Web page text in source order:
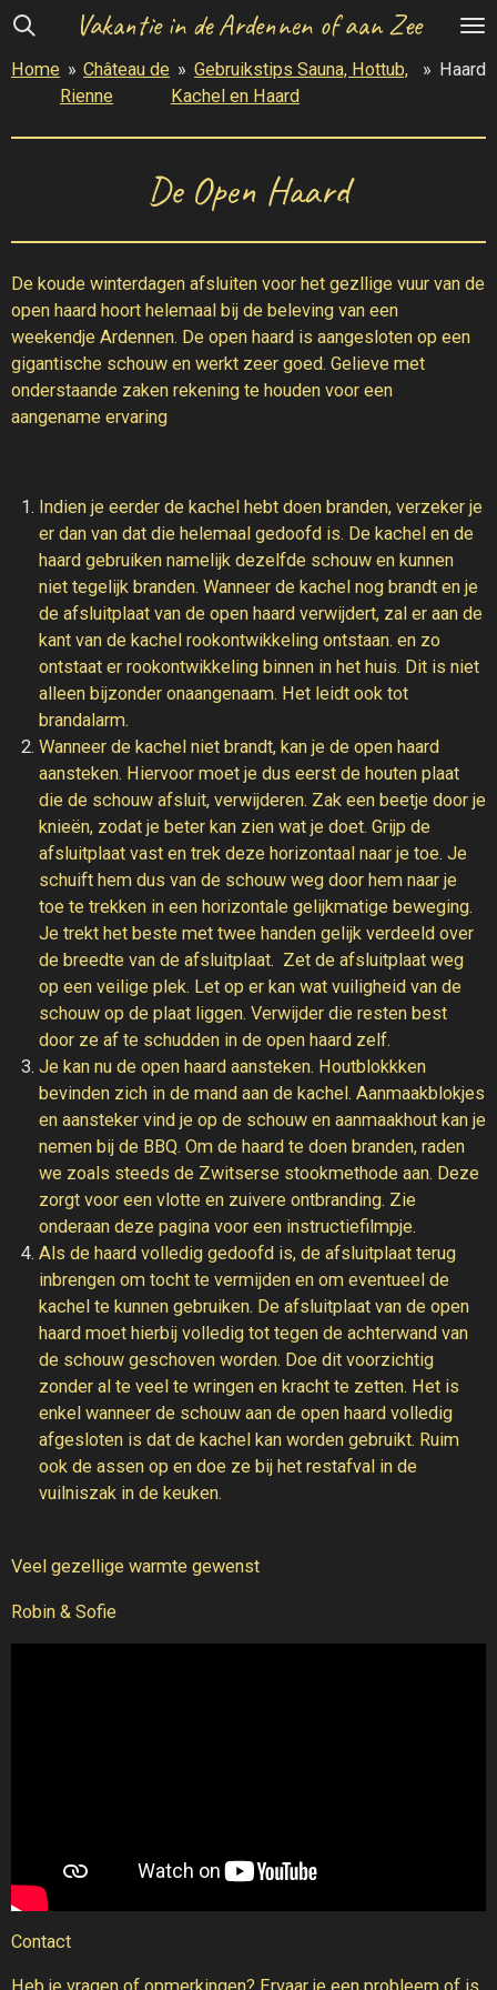
Ga
naar
Vakantie in de Ardennen of aan Zee
Home » Château de
Rienne
» Gebruikstips Sauna, Hottub,
Kachel en Haard
» Haard
De Open Haard
De koude winterdagen afsluiten voor het gezllige vuur van de
open haard hoort helemaal bij de beleving van een
weekendje Ardennen. De open haard is aangesloten op een
gigantische schouw en werkt zeer goed. Gelieve met
onderstaande zaken rekening te houden voor een
aangename ervaring
Indien je eerder de kachel hebt doen branden, verzeker je
er dan van dat die helemaal gedoofd is. De kachel en de
haard gebruiken namelijk dezelfde schouw en kunnen
niet tegelijk branden. Wanneer de kachel nog brandt en je
de afsluitplaat van de open haard verwijdert, zal er aan de
kant van de kachel rookontwikkeling ontstaan. en zo
ontstaat er rookontwikkeling binnen in het huis. Dit is niet
alleen bijzonder onaangenaam. Het leidt ook tot
brandalarm.
Wanneer de kachel niet brandt, kan je de open haard
aansteken. Hiervoor moet je dus eerst de houten plaat
die de schouw afsluit, verwijderen. Zak een beetje door je
knieën, zodat je beter kan zien wat je doet. Grijp de
afsluitplaat vast en trek deze horizontaal naar je toe. Je
schuift hem dus van de schouw weg door hem naar je
toe te trekken in een horizontale gelijkmatige beweging.
Je trekt het beste met twee handen gelijk verdeeld over
de breedte van de afsluitplaat. Zet de afsluitplaat weg
op een veilige plek. Let op er kan wat vuiligheid van de
schouw op de plaat liggen. Verwijder die resten best
door ze af te schudden in de open haard zelf.
Je kan nu de open haard aansteken. Houtblokkken
bevinden zich in de mand aan de kachel. Aanmaakblokjes
en aansteker vind je op de schouw en aanmaakhout kan je
nemen bij de BBQ. Om de haard te doen branden, raden
we zoals steeds de Zwitserse stookmethode aan. Deze
zorgt voor een vlotte en zuivere ontbranding. Zie
onderaan deze pagina voor een instructiefilmpje.
Als de haard volledig gedoofd is, de afsluitplaat terug
inbrengen om tocht te vermijden en om eventueel de
kachel te kunnen gebruiken. De afsluitplaat van de open
haard moet hierbij volledig tot tegen de achterwand van
de schouw geschoven worden. Doe dit voorzichtig
zonder al te veel te wringen en kracht te zetten. Het is
enkel wanneer de schouw aan de open haard volledig
afgesloten is dat de kachel kan worden gebruikt. Ruim
ook de assen op en doe ze bij het restafval in de
vuilniszak in de keuken.
Veel gezellige warmte gewenst
Robin & Sofie
Contact